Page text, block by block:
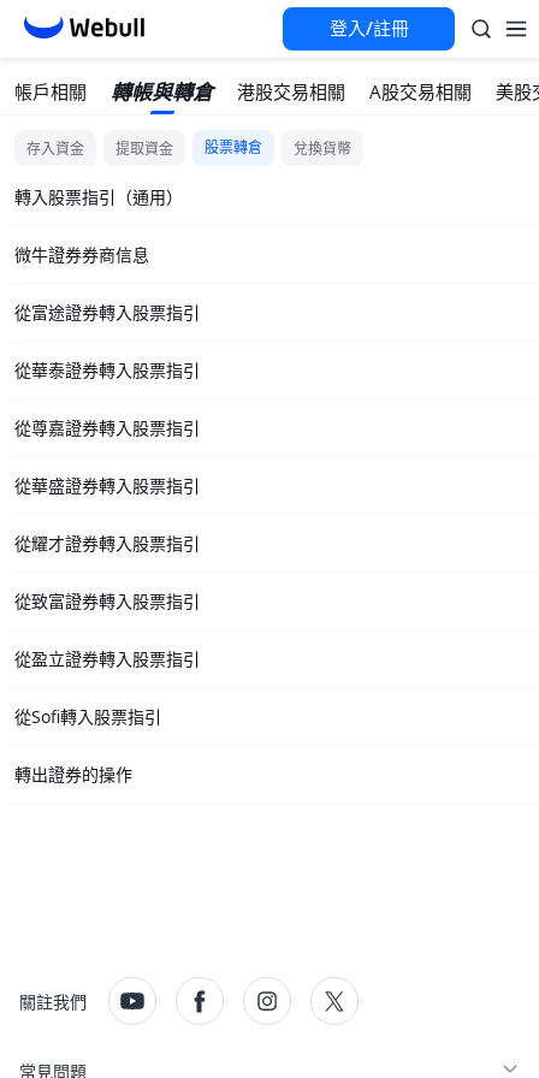
登入/註冊
帳戶相關 轉帳與轉倉 港股交易相關 A股交易相關 美股
存入資金 提取資金 股票轉倉 兌換貨幣
轉入股票指引（通用）
微牛證券券商信息
從富途證券轉入股票指引
從華泰證券轉入股票指引
從尊嘉證券轉入股票指引
從華盛證券轉入股票指引
從耀才證券轉入股票指引
從致富證券轉入股票指引
從盈立證券轉入股票指引
從Sofi轉入股票指引
轉出證券的操作
關註我們
常見問題